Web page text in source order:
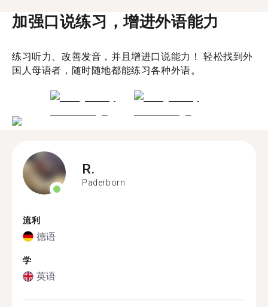
加强口说练习，增进外语能力
练习听力、改善发音，并且增进口说能力！ 轻松找到外
国人母语者，随时随地都能练习各种外语。
R.
Paderborn
流利
德语
学
英语